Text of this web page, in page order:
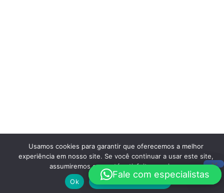
Fale com especialistas
Fale com especialistas
Usamos cookies para garantir que oferecemos a melhor
experiência em nosso site. Se você continuar a usar este site,
assumiremos que está satisfeito com isso.
Ok
Politica de Privacidade